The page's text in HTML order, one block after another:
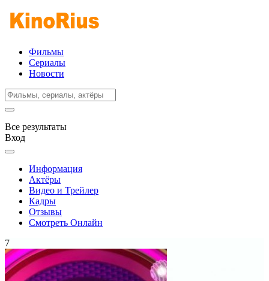
Фильмы
Сериалы
Новости
Все результаты
Вход
Информация
Актёры
Видео и Трейлер
Кадры
Отзывы
Смотреть Онлайн
7